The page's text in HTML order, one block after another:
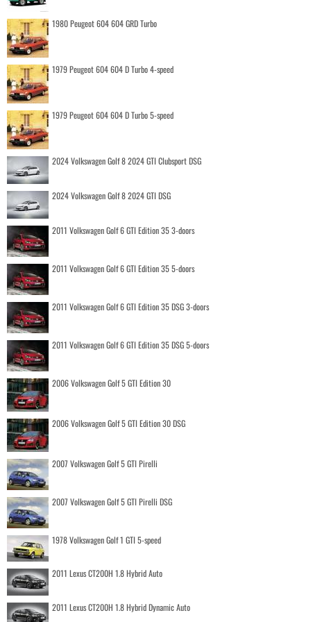
1980 Peugeot 604 604 GRD Turbo
1979 Peugeot 604 604 D Turbo 4-speed
1979 Peugeot 604 604 D Turbo 5-speed
2024 Volkswagen Golf 8 2024 GTI Clubsport DSG
2024 Volkswagen Golf 8 2024 GTI DSG
2011 Volkswagen Golf 6 GTI Edition 35 3-doors
2011 Volkswagen Golf 6 GTI Edition 35 5-doors
2011 Volkswagen Golf 6 GTI Edition 35 DSG 3-doors
2011 Volkswagen Golf 6 GTI Edition 35 DSG 5-doors
2006 Volkswagen Golf 5 GTI Edition 30
2006 Volkswagen Golf 5 GTI Edition 30 DSG
2007 Volkswagen Golf 5 GTI Pirelli
2007 Volkswagen Golf 5 GTI Pirelli DSG
1978 Volkswagen Golf 1 GTI 5-speed
2011 Lexus CT200H 1.8 Hybrid Auto
2011 Lexus CT200H 1.8 Hybrid Dynamic Auto